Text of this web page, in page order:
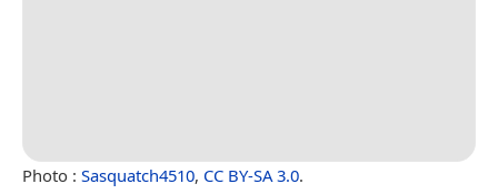
Photo : Sasquatch4510, CC BY-SA 3.0.